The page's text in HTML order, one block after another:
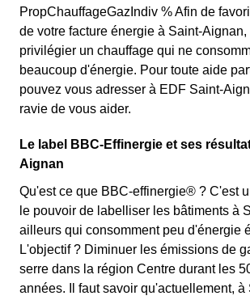
PropChauffageGazIndiv % Afin de
de votre facture énergie à Saint-
privilégier un chauffage qui ne
beaucoup d'énergie. Pour toute aide
pouvez vous adresser à EDF Saint-
ravie de vous aider.
Le label BBC-Effinergie et ses
Aignan
Qu'est ce que BBC-effinergie® ? C'est
le pouvoir de labelliser les bâtiments à
ailleurs qui consomment peu d'énergie
L'objectif ? Diminuer les émissions de
serre dans la région Centre durant les
années. Il faut savoir qu'actuellement, à